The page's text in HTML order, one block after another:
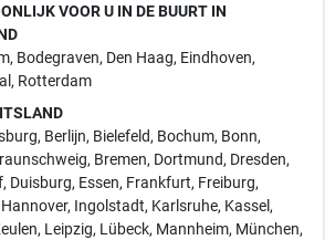
VOOR U IN DE BUURT IN
, Bodegraven, Den Haag, Eindhoven,
, Rotterdam
, Berlijn, Bielefeld, Bochum, Bonn,
, Bremen, Dortmund, Dresden,
, Duisburg, Essen, Frankfurt, Freiburg,
Hannover, Ingolstadt, Karlsruhe, Kassel,
, Leipzig, Lübeck, Mannheim, München,